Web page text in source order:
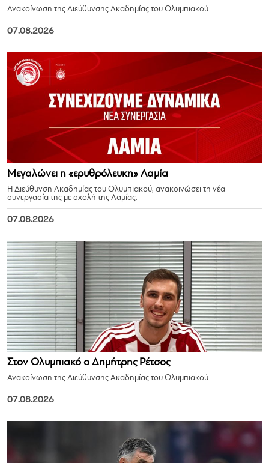
Ανακοίνωση της Διεύθυνσης Ακαδημίας του Ολυμπιακού.
07.08.2026
Μεγαλώνει η «ερυθρόλευκη» Λαμία
Η Διεύθυνση Ακαδημίας του Ολυμπιακού, ανακοινώσει τη νέα
συνεργασία της με σχολή της Λαμίας.
07.08.2026
Στον Ολυμπιακό ο Δημήτρης Ρέτσος
Ανακοίνωση της Διεύθυνσης Ακαδημίας του Ολυμπιακού.
07.08.2026